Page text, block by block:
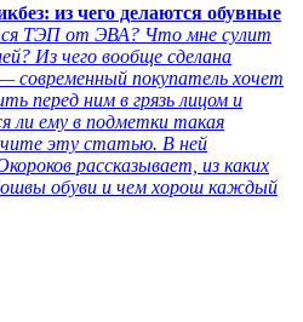
из чего делаются обувные
ТЭП от ЭВА? Что мне сулит
Из чего вообще сделана
современный покупатель хочет
перед ним в грязь лицом и
ли ему в подметки такая
эту статью. В ней
рассказывает, из каких
обуви и чем хорош каждый